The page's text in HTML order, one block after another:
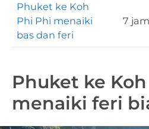
Phuket ke Koh
Phi Phi menaiki
bas dan feri
7 jam
Phuket ke
menaiki feri